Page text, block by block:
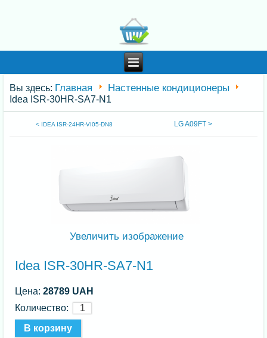
Вы здесь: Главная Настенные кондиционеры
Idea ISR-30HR-SA7-N1
< IDEA ISR-24HR-VI05-DN8 LG A09FT >
Увеличить изображение
Idea ISR-30HR-SA7-N1
Цена:28789 UAH
Количество: